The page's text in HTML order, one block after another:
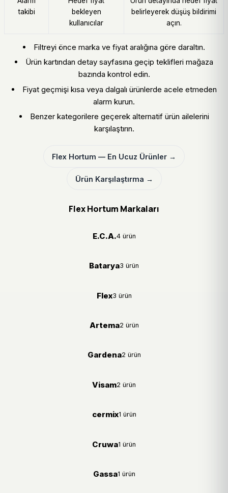
takibi
bekleyen
kullanıcılar
belirleyerek düşüş bildirimi
açın.
Filtreyi önce marka ve fiyat aralığına göre daraltın.
Ürün kartından detay sayfasına geçip teklifleri mağaza
bazında kontrol edin.
Fiyat geçmişi kısa veya dalgalı ürünlerde acele etmeden
alarm kurun.
Benzer kategorilere geçerek alternatif ürün ailelerini
karşılaştırın.
Flex Hortum — En Ucuz Ürünler →
Ürün Karşılaştırma →
Flex Hortum Markaları
E.C.A.4 ürün
Batarya3 ürün
Flex3 ürün
Artema2 ürün
Gardena2 ürün
Visam2 ürün
cermix1 ürün
Cruwa1 ürün
Gassa1 ürün